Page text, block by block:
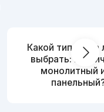
Какой тип дома
выбрать:
монолитный